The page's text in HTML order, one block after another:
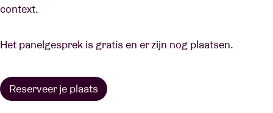
context.
Het panelgesprek is gratis en er zijn nog plaatsen.
Reserveer je plaats